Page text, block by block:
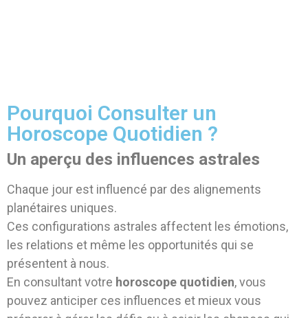
Pourquoi Consulter un
Horoscope Quotidien ?
Un aperçu des influences astrales
Chaque jour est influencé par des alignements
planétaires uniques.
Ces configurations astrales affectent les émotions,
les relations et même les opportunités qui se
présentent à nous.
En consultant votre horoscope quotidien, vous
pouvez anticiper ces influences et mieux vous